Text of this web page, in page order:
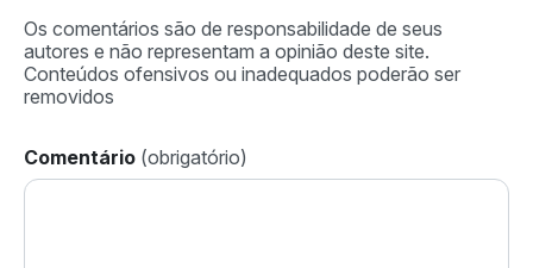
Comentário